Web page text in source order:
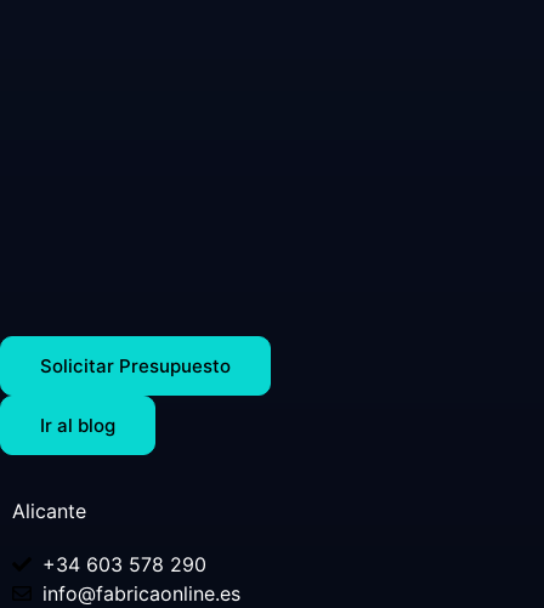
Solicitar Presupuesto
Ir al blog
Alicante
+34 603 578 290
info@fabricaonline.es